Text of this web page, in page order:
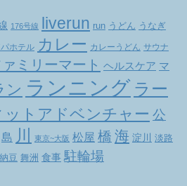
176号線 liverun run うどん うなぎ
ホテル カレー カレーうどん サウナ
ァミリーマート ヘルスケア マ
ン ランニング ラー
ットアドベンチャー 公
島 川 東京~大阪 松屋 橋 海 淀川
淡路
納豆 舞洲 食事 駐輪場